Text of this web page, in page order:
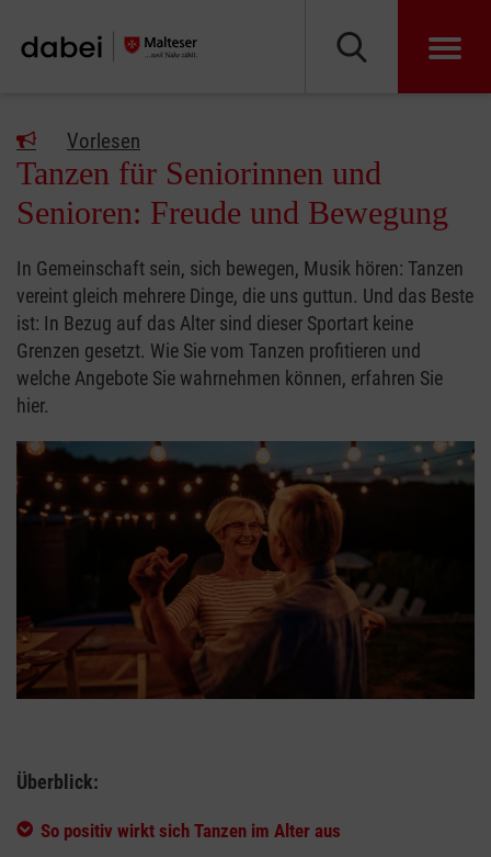
Vorlesen
Tanzen für Seniorinnen und
Senioren: Freude und Bewegung
In Gemeinschaft sein, sich bewegen, Musik hören: Tanzen
vereint gleich mehrere Dinge, die uns guttun. Und das Beste
ist: In Bezug auf das Alter sind dieser Sportart keine
Grenzen gesetzt. Wie Sie vom Tanzen profitieren und
welche Angebote Sie wahrnehmen können, erfahren Sie
hier.
Überblick:
So positiv wirkt sich Tanzen im Alter aus